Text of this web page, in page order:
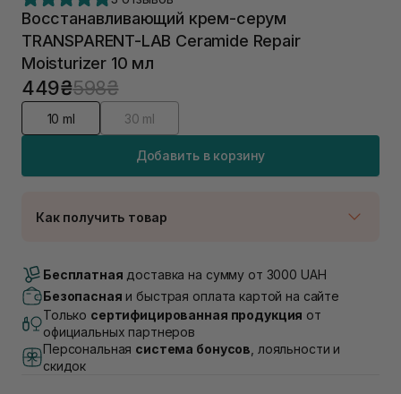
Восстанавливающий крем-серум
TRANSPARENT-LAB Ceramide Repair
Moisturizer 10 мл
449₴598₴
10 ml 30 ml
Добавить в корзину
Как получить товар
Нет в наличии!
Самовывоз г. Луцк, Винниченка 4
Самовывоз г. Львов, ул. Академика Подстригача,
1В (Duck's Lake)
Нет в наличии!
Самовывоз Львов (Ивана Франко 36)
Бесплатная доставка на сумму от 3000 UAH
Безопасная и быстрая оплата картой на сайте
Только сертифицированная продукция от
официальных партнеров
Персональная система бонусов , лояльности и
скидок